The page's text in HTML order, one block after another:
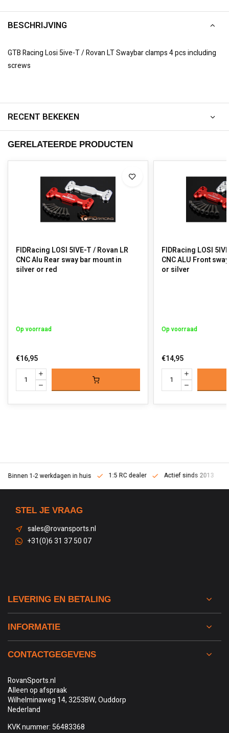
BESCHRIJVING
GTB Racing Losi 5ive-T / Rovan LT Swaybar clamps 4 pcs including
screws
RECENT BEKEKEN
GERELATEERDE PRODUCTEN
FIDRacing LOSI 5IVE-T / Rovan LR
CNC Alu Rear sway bar mount in
silver or red
Op voorraad
€16,95
FIDRacing LOSI
CNC ALU Front sway bar mount in red
or silver
Op voorraad
€14,95
Binnen 1-2 werkdagen in huis 1:5 RC dealer Actief sinds 2013
STEL JE VRAAG
sales@rovansports.nl
+31(0)6 31 37 50 07
LEVERING EN BETALING
INFORMATIE
CONTACTGEGEVENS
RovanSports.nl
Alleen op afspraak
Wilhelminaweg 14, 3253BW, Ouddorp
Nederland
KVK nummer: 56483368